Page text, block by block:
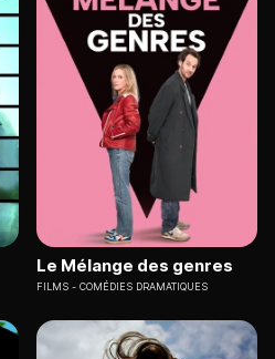
Le Mélange des genres
FILMS COMÉDIES DRAMATIQUES